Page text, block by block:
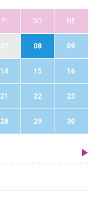
PI SO NE
08 09
14 15 16
21 22 23
28 29 30